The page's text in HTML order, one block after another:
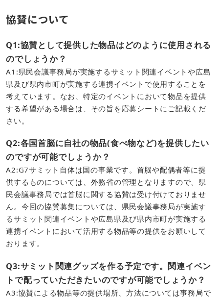
協賛について
Q1:協賛として提供した物品はどのように使用される
のでしょうか？
A1:県民会議事務局が実施するサミット関連イベントや広島
県及び県内市町が実施する連携イベントで使用することを
考えています。なお、特定のイベントにおいて物品を提供
する希望がある場合は、その旨を応募シートにご記載くだ
さい。
Q2:各国首脳に自社の物品(食べ物など)を提供したい
のですが可能でしょうか？
A2:G7サミット自体は国の事業です。首脳や配偶者等に提
供するものについては、外務省の管理となりますので、県
民会議事務局では首脳に関する協賛は受け付けておりませ
ん。今回の協賛募集については、県民会議事務局が実施す
るサミット関連イベントや広島県及び県内市町が実施する
連携イベントにおいて活用する物品等の提供をお願いして
おります。
Q3:サミット関連グッズを作る予定です。関連イベン
トで配っていただきたいのですが可能でしょうか？
A3:協賛による物品等の提供場所、方法については事務局で